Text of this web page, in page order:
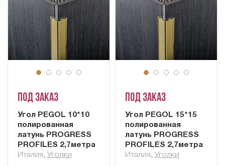
Под заказ
Угол PEGOL 10*10
полированная
латунь PROGRESS
PROFILES 2,7метра
Италия , Уголки
Под заказ
Угол PEGOL 15*15
полированная
латунь PROGRESS
PROFILES 2,7метра
Италия , Уголки